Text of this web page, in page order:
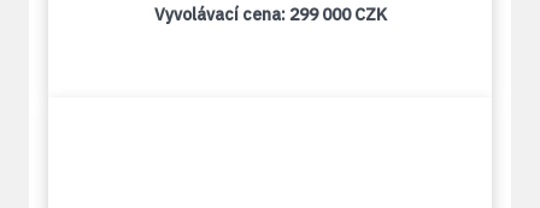
Vyvolávací cena: 299 000 CZK